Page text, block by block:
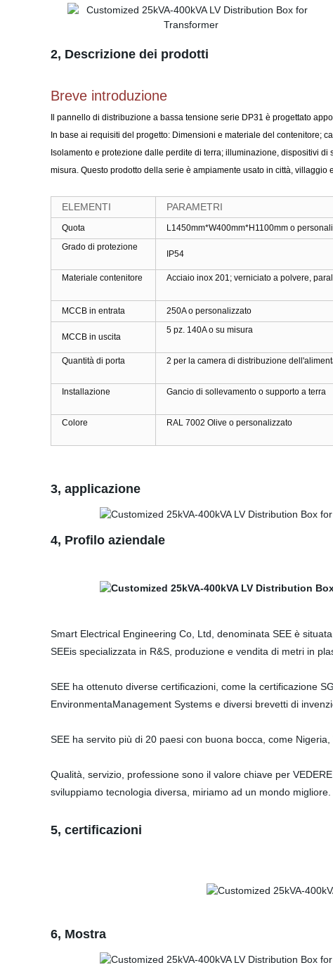
2, Descrizione dei prodotti
Breve introduzione
Il pannello di distribuzione a bassa tensione serie DP31 è progettato
In base ai requisiti del progetto: Dimensioni e materiale del contenitore;
Isolamento e protezione dalle perdite di terra; illuminazione, dispositivi di
misura. Questo prodotto della serie è ampiamente usato in città, villaggio
ELEMENTI PARAMETRI
Quota
L1450mm*W400mm*H1100mm o
Grado di protezione
IP54
Materiale contenitore Acciaio inox 201; verniciato a polvere,
MCCB in entrata 250A o personalizzato
MCCB in uscita
5 pz. 140A o su misura
Quantità di porta 2 per la camera di distribuzione
Installazione Gancio di sollevamento o supporto a terra
Colore RAL 7002 Olive o personalizzato
3, applicazione
4, Profilo aziendale
Smart Electrical Engineering Co, Ltd, denominata SEE è
SEEis specializzata in R&S, produzione e vendita di metri in
SEE ha ottenuto diverse certificazioni, come la certificazione
EnvironmentaManagement Systems e diversi brevetti di
SEE ha servito più di 20 paesi con buona bocca, come
Qualità, servizio, professione sono il valore chiave per
sviluppiamo tecnologia diversa, miriamo ad un mondo migliore.
5, certificazioni
6, Mostra